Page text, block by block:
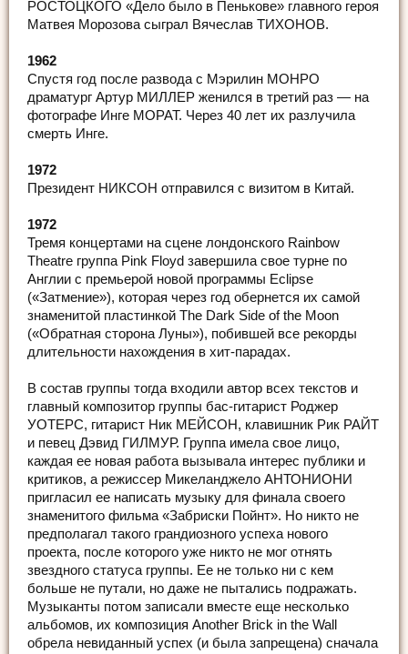
РОСТОЦКОГО «Дело было в Пенькове» главного героя
Матвея Морозова сыграл Вячеслав ТИХОНОВ.
1962
Спустя год после развода с Мэрилин МОНРО
драматург Артур МИЛЛЕР женился в третий раз — на
фотографе Инге МОРАТ. Через 40 лет их разлучила
смерть Инге.
1972
Президент НИКСОН отправился с визитом в Китай.
1972
Тремя концертами на сцене лондонского Rainbow
Theatre группа Pink Floyd завершила свое турне по
Англии с премьерой новой программы Eclipse
(«Затмение»), которая через год обернется их самой
знаменитой пластинкой The Dark Side of the Moon
(«Обратная сторона Луны»), побившей все рекорды
длительности нахождения в хит-парадах.
В состав группы тогда входили автор всех текстов и
главный композитор группы бас-гитарист Роджер
УОТЕРС, гитарист Ник МЕЙСОН, клавишник Рик РАЙТ
и певец Дэвид ГИЛМУР. Группа имела свое лицо,
каждая ее новая работа вызывала интерес публики и
критиков, а режиссер Микеланджело АНТОНИОНИ
пригласил ее написать музыку для финала своего
знаменитого фильма «Забриски Пойнт». Но никто не
предполагал такого грандиозного успеха нового
проекта, после которого уже никто не мог отнять
звездного статуса группы. Ее не только ни с кем
больше не путали, но даже не пытались подражать.
Музыканты потом записали вместе еще несколько
альбомов, их композиция Another Brick in the Wall
обрела невиданный успех (и была запрещена) сначала